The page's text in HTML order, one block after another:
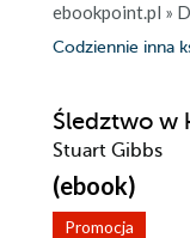
ebookpoint.pl »
Codziennie inna
Śledztwo w
Stuart Gibbs
(ebook)
Promocja